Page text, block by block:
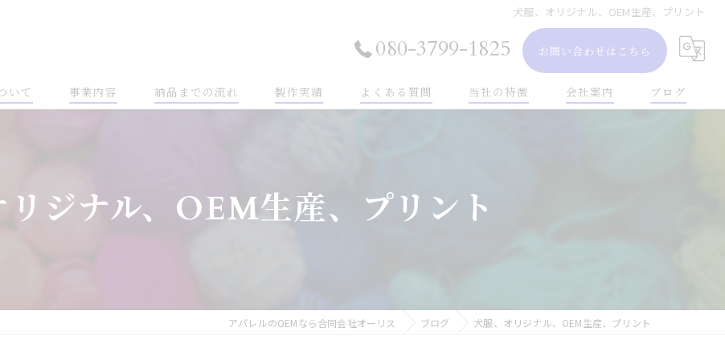
犬服、オリジナル、OEM生産、プリント
080-3799-1825 お問い合わせはこちら
いて 事業内容 納品までの流れ 製作実績 よくある質問 当社の特徴
雑貨
会社案内 ブログ
ジナル、OEM生産、プリント
アパレルのOEMなら合同会社オーリス ブログ 犬服、オリジナル、OEM生産、プリント